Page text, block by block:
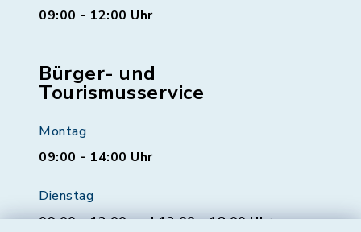
09:00 - 12:00 Uhr
Bürger- und
Tourismusservice
Montag
09:00 - 14:00 Uhr
Dienstag
09:00 - 12:00 und 13:00 - 18:00 Uhr